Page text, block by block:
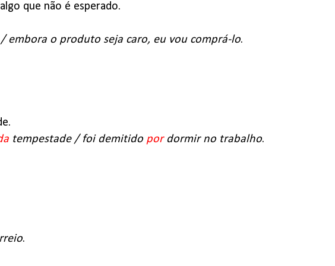
que não é esperado.
embora o produto seja caro, eu vou comprá-lo.
tempestade / foi demitido pordormir no trabalho.
.